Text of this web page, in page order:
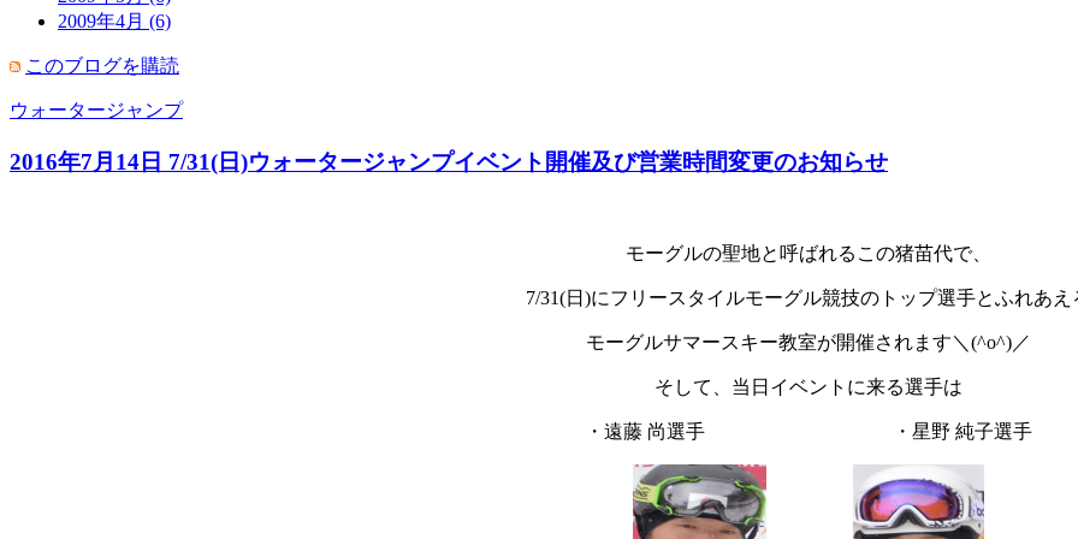
2009年4月 (6)
このブログを購読
ウォータージャンプ
2016年7月14日 7/31(日)ウォータージャンプイベント開催及び営業時間変更のお知らせ
モーグルの聖地と呼ばれるこの猪苗代で、
7/31(日)にフリースタイルモーグル競技のトップ選手とふれあえ
モーグルサマースキー教室が開催されます＼(^o^)／
そして、当日イベントに来る選手は
・遠藤 尚選手 ・星野 純子選手